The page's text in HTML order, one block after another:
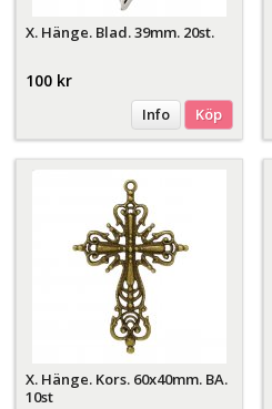
X. Hänge. Blad. 39mm. 20st.
100 kr
Info Köp
X. Hänge. Kors. 60x40mm. BA.
10st